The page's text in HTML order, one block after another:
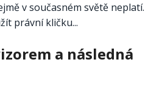
v současném světě neplatí.
právní kličku...
a následná